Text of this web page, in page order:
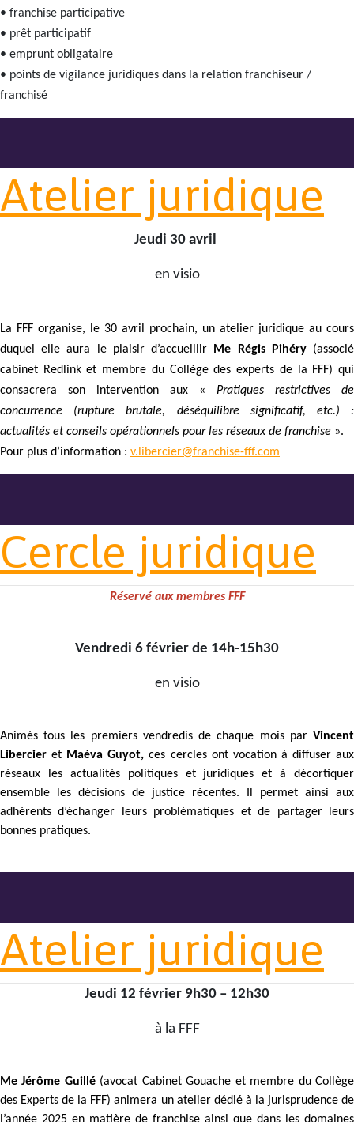
• franchise participative
• prêt participatif
• emprunt obligataire
• points de vigilance juridiques dans la relation franchiseur /
franchisé
Atelier juridique
Jeudi 30 avril
en visio
La FFF organise, le 30 avril prochain, un atelier juridique au cours
duquel elle aura le plaisir d’accueillir
Me Régis Pihéry(associé
cabinet Redlink et membre du Collège des experts de la FFF) qui
consacrera son intervention aux « Pratiques restrictives de
concurrence (rupture brutale, déséquilibre significatif, etc.) :
actualités et conseils opérationnels pour les réseaux de franchise ».
Pour plus d’information : v.libercier@franchise-fff.com
Cercle juridique
Réservé aux membres FFF
Vendredi 6 février de 14h-15h30
en visio
Animés tous les premiers vendredis de chaque mois par Vincent
Libercier et Maéva Guyot, ces cercles ont vocation à diffuser aux
réseaux les actualités politiques et juridiques et à décortiquer
ensemble les décisions de justice récentes. Il permet ainsi aux
adhérents d’échanger leurs problématiques et de partager leurs
bonnes pratiques.
Atelier juridique
Jeudi 12 février 9h30 – 12h30
à la FFF
Me Jérôme Guillé(avocat Cabinet Gouache et membre du Collège
des Experts de la FFF) animera un atelier dédié à la jurisprudence de